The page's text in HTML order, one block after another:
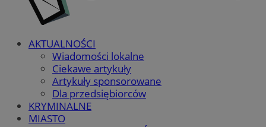
AKTUALNOŚCI
Wiadomości lokalne
Ciekawe artykuły
Artykuły sponsorowane
Dla przedsiębiorców
KRYMINALNE
MIASTO